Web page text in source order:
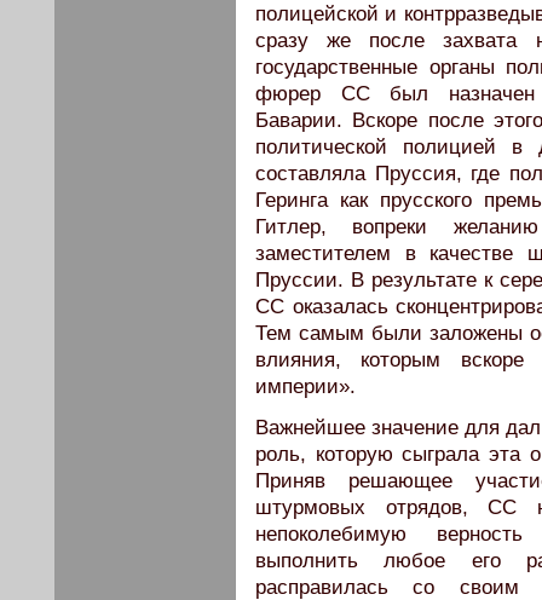
полицейской и
сразу же после захвата
государственные органы
фюрер СС был назначен
Баварии. Вскоре после
политической полицией в
составляла Пруссия, где
Геринга как прусского
Гитлер, вопреки
заместителем в качестве
Пруссии. В результате к
СС оказалась
Тем самым были заложены
влияния, которым
империи».
Важнейшее значение для
роль, которую сыграла эта
Приняв решающее
штурмовых отрядов, СС
непоколебимую верность
выполнить любое его
расправилась со